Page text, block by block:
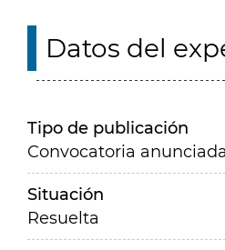
Datos del
Tipo de publicación
Convocatoria
Situación
Resuelta